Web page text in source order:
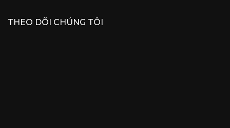
THEO DÕI CHÚNG TÔI